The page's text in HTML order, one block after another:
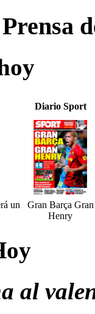
Diario Sport
un
Gran Barça Gran
Henry
al